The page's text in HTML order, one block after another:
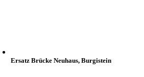
Ersatz Brücke Neuhaus, Burgistein